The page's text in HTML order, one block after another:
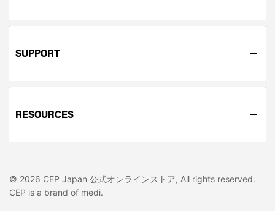
SUPPORT
RESOURCES
© 2026 CEP Japan 公式オンラインストア, All rights reserved.
CEP is a brand of medi.